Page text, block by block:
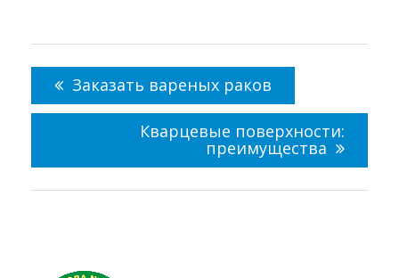
записям
Заказать вареных раков
Кварцевые поверхности:
преимущества